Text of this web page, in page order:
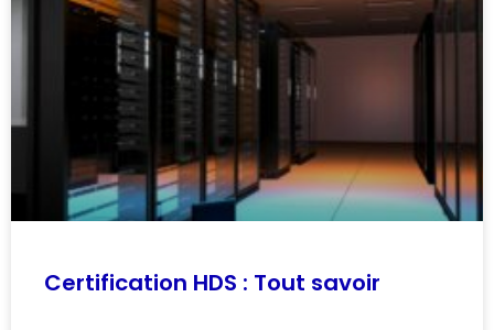
Certification HDS : Tout savoir